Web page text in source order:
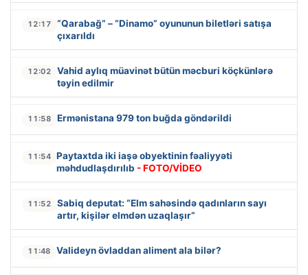
12:17
“Qarabağ” – “Dinamo” oyununun biletləri satışa
çıxarıldı
12:02
Vahid aylıq müavinət bütün məcburi köçkünlərə
təyin edilmir
11:58 Ermənistana 979 ton buğda göndərildi
11:54 Paytaxtda iki iaşə obyektinin fəaliyyəti
məhdudlaşdırılıb - FOTO/VİDEO
11:52
Sabiq deputat: “Elm sahəsində qadınların sayı
artır, kişilər elmdən uzaqlaşır”
11:48 Valideyn övladdan aliment ala bilər?